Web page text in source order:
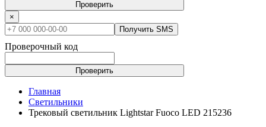
Проверить
×
Получить SMS
Проверочный код
Проверить
Главная
Светильники
Трековый светильник Lightstar Fuoco LED 215236